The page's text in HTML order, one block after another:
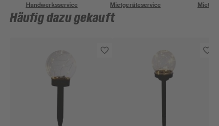
Handwerksservice Mietgeräteservice
Häufig dazu gekauft